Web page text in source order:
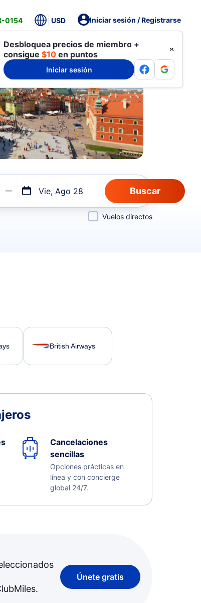
0154 USD Iniciar sesión / Registrarse
Desbloquea precios de miembro +
consigue $10 en puntos
Iniciar sesión
Vie, Ago 28
Vuelos directos
British Airways
Cancelaciones
sencillas
Opciones prácticas en
línea y con concierge
global 24/7.
Únete gratis